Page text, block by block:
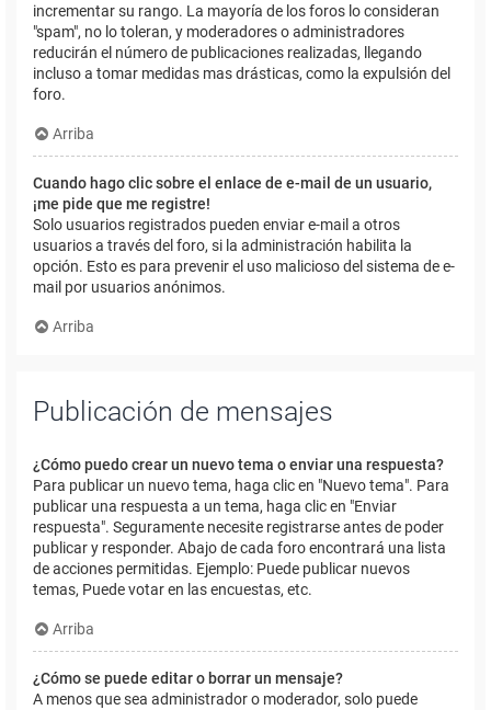
incrementar su rango. La mayoría de los foros lo consideran
"spam", no lo toleran, y moderadores o administradores
reducirán el número de publicaciones realizadas, llegando
incluso a tomar medidas mas drásticas, como la expulsión del
foro.
Arriba
Cuando hago clic sobre el enlace de e-mail de un usuario,
¡me pide que me registre!
Solo usuarios registrados pueden enviar e-mail a otros
usuarios a través del foro, si la administración habilita la
opción. Esto es para prevenir el uso malicioso del sistema de e-
mail por usuarios anónimos.
Arriba
Publicación de mensajes
¿Cómo puedo crear un nuevo tema o enviar una respuesta?
Para publicar un nuevo tema, haga clic en "Nuevo tema". Para
publicar una respuesta a un tema, haga clic en "Enviar
respuesta". Seguramente necesite registrarse antes de poder
publicar y responder. Abajo de cada foro encontrará una lista
de acciones permitidas. Ejemplo: Puede publicar nuevos
temas, Puede votar en las encuestas, etc.
Arriba
¿Cómo se puede editar o borrar un mensaje?
A menos que sea administrador o moderador, solo puede